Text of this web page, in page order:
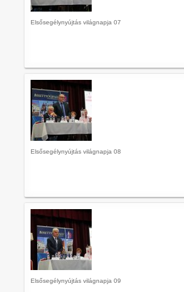
Elsősegélynyújtás világnapja 07
Elsősegélynyújtás világnapja 08
Elsősegélynyújtás világnapja 09